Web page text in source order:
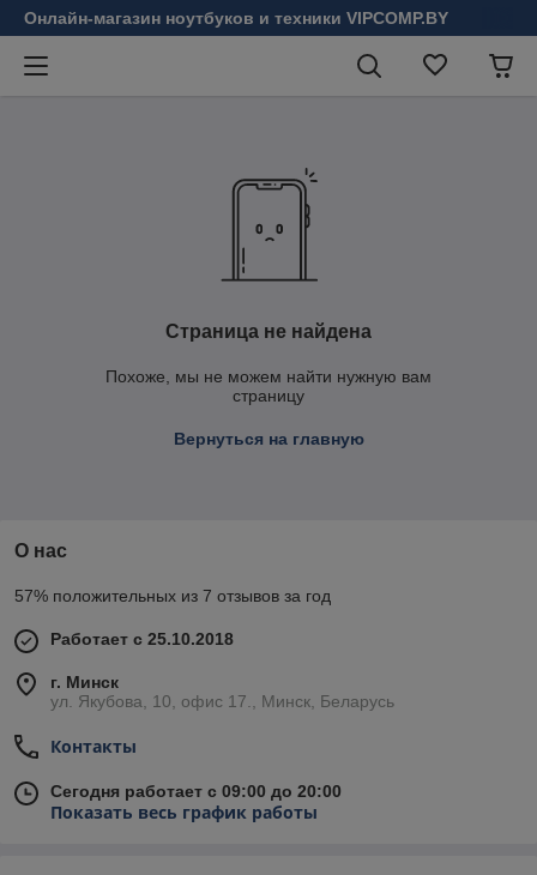
Онлайн-магазин ноутбуков и техники VIPCOMP.BY
Страница не найдена
Похоже, мы не можем найти нужную вам
страницу
Вернуться на главную
О нас
57% положительных из 7 отзывов за год
Работает с 25.10.2018
г. Минск
ул. Якубова, 10, офис 17., Минск, Беларусь
Контакты
Сегодня работает с 09:00 до 20:00
Показать весь график работы